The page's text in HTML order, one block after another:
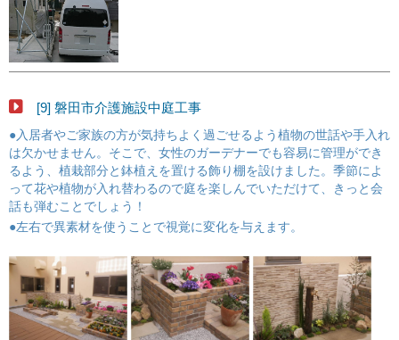
[9] 磐田市介護施設中庭工事
●入居者やご家族の方が気持ちよく過ごせるよう植物の世話や手入れ
は欠かせません。そこで、女性のガーデナーでも容易に管理ができ
るよう、植栽部分と鉢植えを置ける飾り棚を設けました。季節によ
って花や植物が入れ替わるので庭を楽しんでいただけて、きっと会
話も弾むことでしょう！
●左右で異素材を使うことで視覚に変化を与えます。